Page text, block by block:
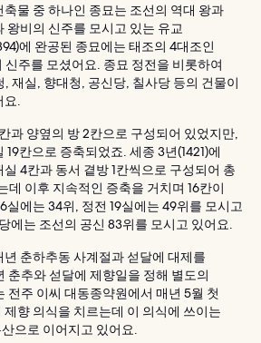
물 중 하나인 종묘는 조선의 역대 왕과
왕비의 신주를 모시고 있는 유교
에 완공된 종묘에는 태조의 4대조인
신주를 모셨어요. 종묘 정전을 비롯하여
재실, 향대청, 공신당, 칠사당 등의 건물이
요.
과 양옆의 방 2칸으로 구성되어 있었지만,
칸으로 증축되었죠. 세종 3년(1421)에
4칸과 동서 곁방 1칸씩으로 구성되어 총
데 이후 지속적인 증축을 거치며 16칸이
실에는 34위, 정전 19실에는 49위를 모시고
에는 조선의 공신 83위를 모시고 있어요.
춘하추동 사계절과 섣달에 대제를
춘추와 섣달에 제향일을 정해 별도의
전주 이씨 대동종약원에서 매년 5월 첫
향 의식을 치르는데 이 의식에 쓰이는
으로 이어지고 있어요.